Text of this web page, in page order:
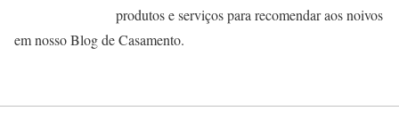
produtos e serviços para recomendar aos noivos
em nosso Blog de Casamento.